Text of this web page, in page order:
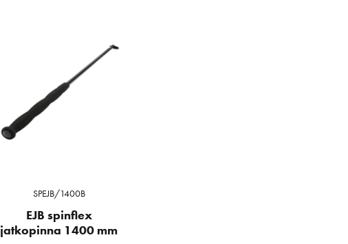
SPEJB/1400B
EJB spinflex
jatkopinna 1400 mm